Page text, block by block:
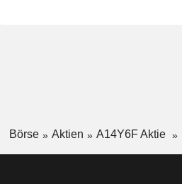
Börse Aktien A14Y6F Aktie